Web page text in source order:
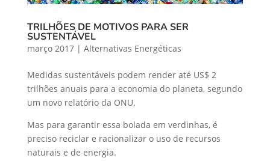
TRILHÕES DE MOTIVOS PARA SER
SUSTENTÁVEL
março 2017| Alternativas Energéticas
Medidas sustentáveis podem render até US$ 2
trilhões anuais para a economia do planeta, segundo
um novo relatório da ONU.
Mas para garantir essa bolada em verdinhas, é
preciso reciclar e racionalizar o uso de recursos
naturais e de energia.